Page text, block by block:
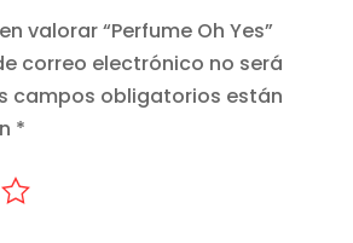
valorar “Perfume Oh Yes”
correo electrónico no será
campos obligatorios están
*